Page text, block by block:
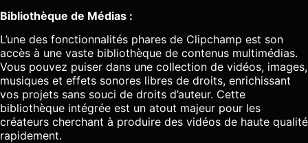
Bibliothèque de Médias :
L’une des fonctionnalités phares de Clipchamp est son
accès à une vaste bibliothèque de contenus multimédias.
Vous pouvez puiser dans une collection de vidéos, images,
musiques et effets sonores libres de droits, enrichissant
vos projets sans souci de droits d’auteur. Cette
bibliothèque intégrée est un atout majeur pour les
créateurs cherchant à produire des vidéos de haute qualité
rapidement.